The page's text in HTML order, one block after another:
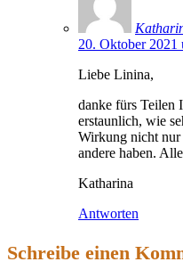
20. Oktober 2021
Liebe Linina,
danke fürs Teilen
erstaunlich, wie
Wirkung nicht nur
andere haben.
Katharina
Antworten
Schreibe einen